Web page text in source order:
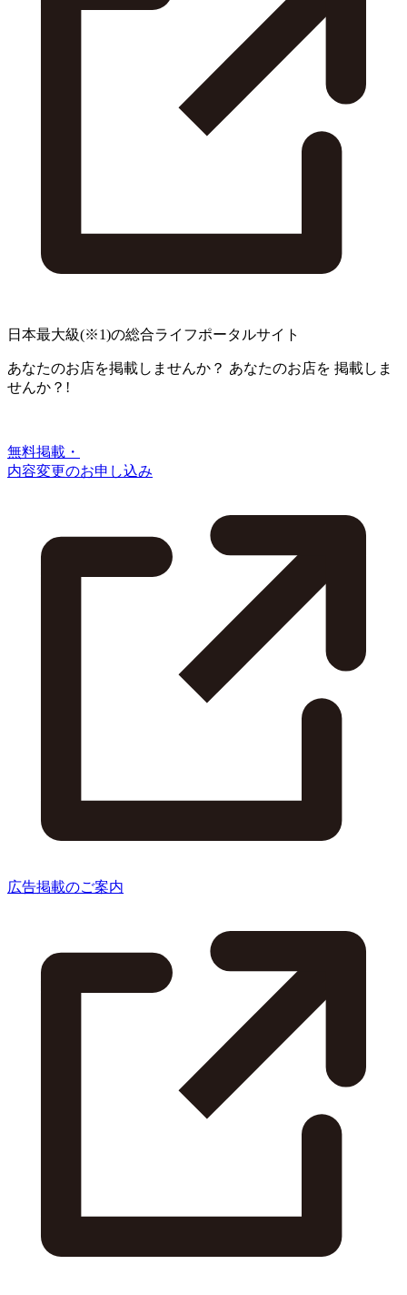
日本最大級(※1)の総合ライフポータルサイト
あなたのお店を掲載しませんか？ あなたのお店を 掲載しま
せんか？!
無料掲載・
内容変更のお申し込み
広告掲載のご案内